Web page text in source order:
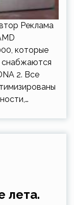
Реклама
которые
снабжаются
2. Все
лета.